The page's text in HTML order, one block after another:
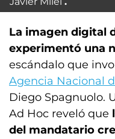
La imagen digital
experimentó una
escándalo que
Agencia Nacional
Diego Spagnuolo.
Ad Hoc reveló que
del mandatario